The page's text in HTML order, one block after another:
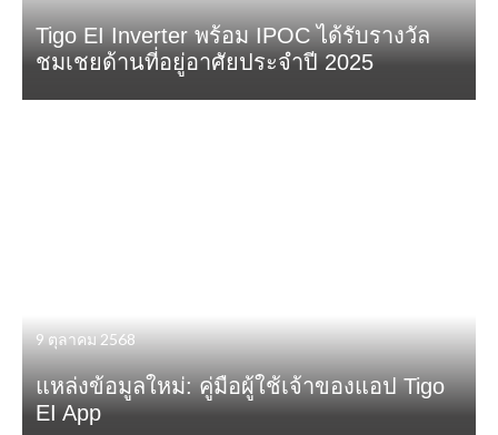
Tigo EI Inverter พร้อม IPOC ได้รับรางวัล
ชมเชยด้านที่อยู่อาศัยประจำปี 2025
9 ตุลาคม 2568
แหล่งข้อมูลใหม่: คู่มือผู้ใช้เจ้าของแอป Tigo
EI App